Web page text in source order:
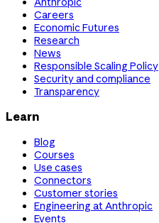
Careers
Economic Futures
Research
News
Responsible Scaling Policy
Security and compliance
Transparency
Learn
Blog
Courses
Use cases
Connectors
Customer stories
Engineering at Anthropic
Events